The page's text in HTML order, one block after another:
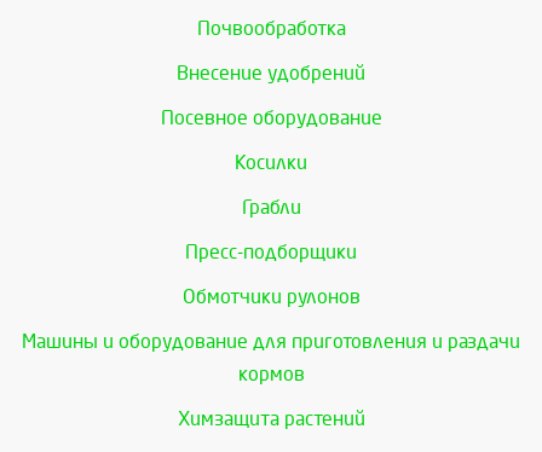
Почвообработка
Внесение удобрений
Посевное оборудование
Косилки
Грабли
Пресс-подборщики
Обмотчики рулонов
Машины и оборудование для приготовления и раздачи
кормов
Химзащита растений